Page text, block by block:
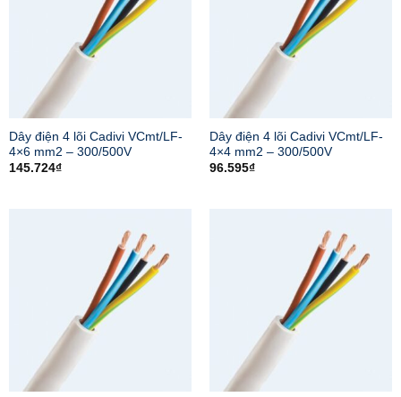
Dây điện 4 lõi Cadivi VCmt/LF-
4×6 mm2 – 300/500V
145.724₫
Dây điện 4 lõi Cadivi VCmt/LF-
4×4 mm2 – 300/500V
96.595₫